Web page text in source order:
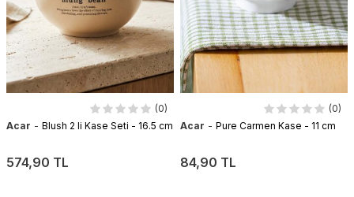
(0)
Acar - Blush 2 li Kase Seti - 16.5 cm
574,90 TL
(0)
Acar - Pure Carmen Kase - 11 cm
84,90 TL